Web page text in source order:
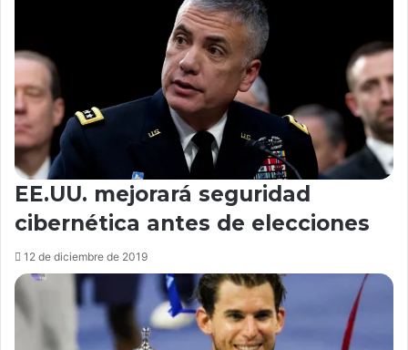
EE.UU. mejorará seguridad
cibernética antes de elecciones
12 de diciembre de 2019